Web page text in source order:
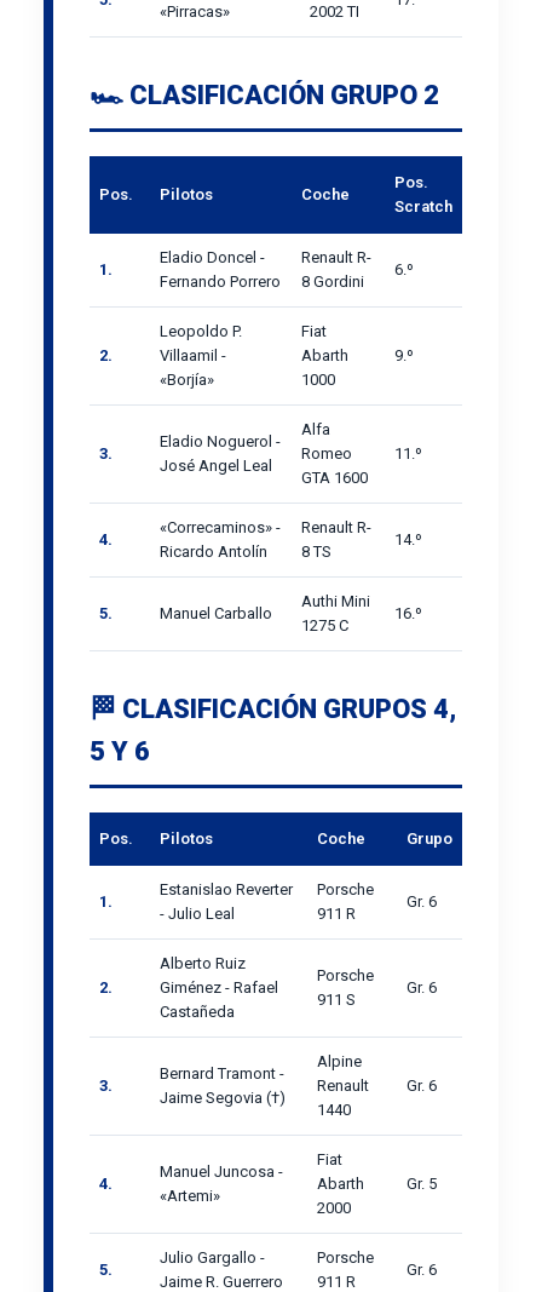
«Pirracas» 2002 TI
🏎️ CLASIFICACIÓN GRUPO 2
Pos. Pilotos Coche
Pos.
Scratch
1.
Eladio Doncel -
Fernando Porrero
Renault R-
8 Gordini
6.º
2.
Leopoldo P.
Villaamil -
«Borjía»
Fiat
Abarth
1000
9.º
3.
Eladio Noguerol -
José Angel Leal
Alfa
Romeo
GTA 1600
11.º
4.
«Correcaminos» -
Ricardo Antolín
Renault R-
8 TS
14.º
5. Manuel Carballo
Authi Mini
1275 C
16.º
🏁 CLASIFICACIÓN GRUPOS 4,
5 Y 6
Pos. Pilotos Coche Grupo
1.
Estanislao Reverter
- Julio Leal
Porsche
911 R
Gr. 6
2.
Alberto Ruiz
Giménez - Rafael
Castañeda
Porsche
911 S
Gr. 6
3.
Bernard Tramont -
Jaime Segovia (†)
Alpine
Renault
1440
Gr. 6
4.
Manuel Juncosa -
«Artemi»
Fiat
Abarth
2000
Gr. 5
5.
Julio Gargallo -
Jaime R. Guerrero
Porsche
911 R
Gr. 6